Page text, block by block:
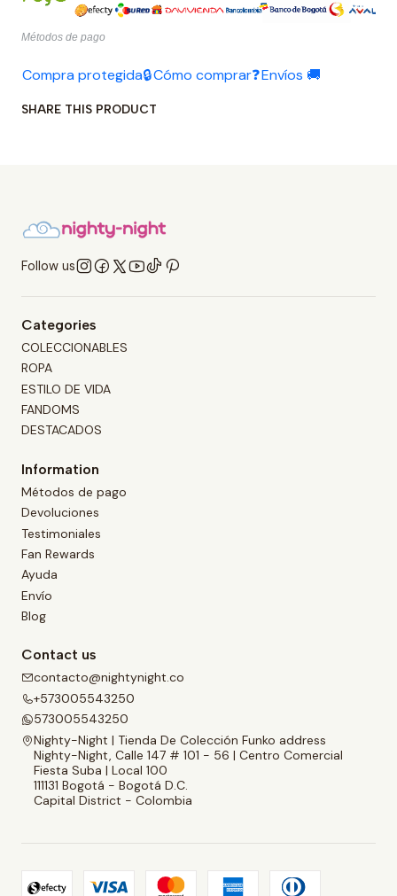
Métodos de pago
Compra protegida🔒Cómo comprar❓Envíos 🚚
SHARE THIS PRODUCT
Follow us
Categories
COLECCIONABLES
ROPA
ESTILO DE VIDA
FANDOMS
DESTACADOS
Information
Métodos de pago
Devoluciones
Testimoniales
Fan Rewards
Ayuda
Envío
Blog
Contact us
contacto@nightynight.co
+573005543250
573005543250
Nighty-Night | Tienda De Colección Funko address
Nighty-Night, Calle 147 # 101 - 56 | Centro Comercial
Fiesta Suba | Local 100
111131 Bogotá - Bogotá D.C.
Capital District - Colombia